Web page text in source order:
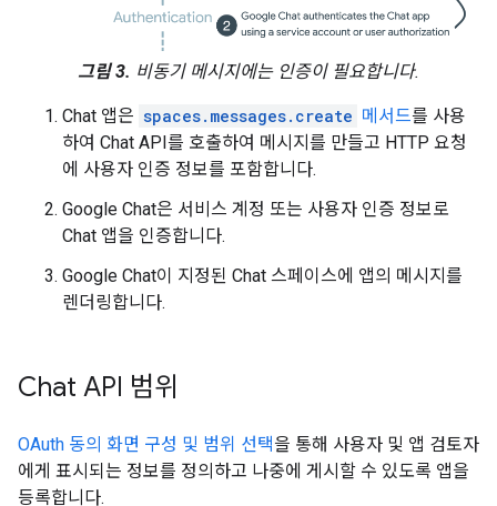
그림 3. 비동기 메시지에는 인증이 필요합니다.
Chat 앱은 spaces.messages.create 메서드를 사용
하여 Chat API를 호출하여 메시지를 만들고 HTTP 요청
에 사용자 인증 정보를 포함합니다.
Google Chat은 서비스 계정 또는 사용자 인증 정보로
Chat 앱을 인증합니다.
Google Chat이 지정된 Chat 스페이스에 앱의 메시지를
렌더링합니다.
Chat API 범위
OAuth 동의 화면 구성 및 범위 선택을 통해 사용자 및 앱 검토자
에게 표시되는 정보를 정의하고 나중에 게시할 수 있도록 앱을
등록합니다.